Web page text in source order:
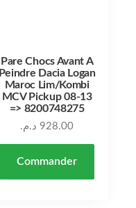
Pare Chocs Avant A
Peindre Dacia Logan
Maroc Lim/Kombi
MCV Pickup 08-13
=> 8200748275
928.00 د.م.
Commander